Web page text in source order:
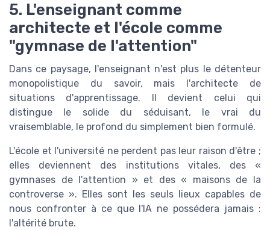
5. L'enseignant comme
architecte et l'école comme
"gymnase de l'attention"
Dans ce paysage, l'enseignant n'est plus le détenteur
monopolistique du savoir, mais l'architecte de
situations d'apprentissage. Il devient celui qui
distingue le solide du séduisant, le vrai du
vraisemblable, le profond du simplement bien formulé.
L'école et l'université ne perdent pas leur raison d'être ;
elles deviennent des institutions vitales, des «
gymnases de l'attention » et des « maisons de la
controverse ». Elles sont les seuls lieux capables de
nous confronter à ce que l'IA ne possédera jamais :
l'altérité brute.